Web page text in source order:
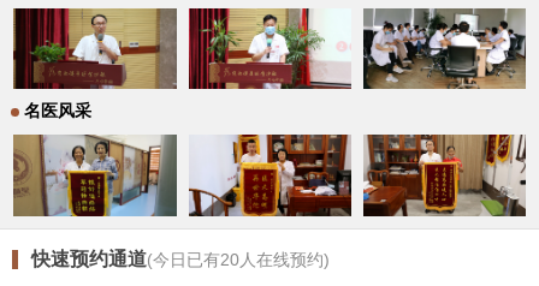
名医风采
快速预约通道(今日已有20人在线预约)